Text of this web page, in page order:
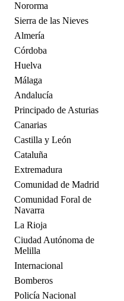
Nororma
Sierra de las Nieves
Almería
Córdoba
Huelva
Málaga
Andalucía
Principado de Asturias
Canarias
Castilla y León
Cataluña
Extremadura
Comunidad de Madrid
Comunidad Foral de
Navarra
La Rioja
Ciudad Autónoma de
Melilla
Internacional
Bomberos
Policía Nacional